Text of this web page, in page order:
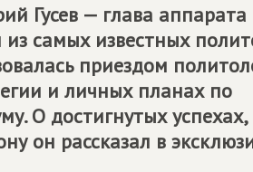
Гусев — глава аппарата
самых известных
приездом
и личных планах по
О достигнутых успехах,
он рассказал в